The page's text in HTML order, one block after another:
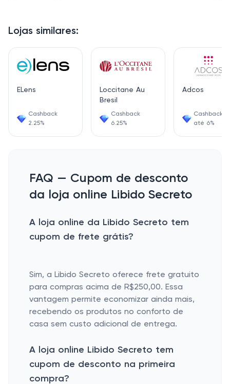
Lojas similares:
ELens
Cashback
2.25%
Loccitane Au
Bresil
Cashback
6.25%
Adcos
Cashback
até 6%
FAQ — Cupom de desconto
da loja online Libido Secreto
A loja online da Libido Secreto tem
cupom de frete grátis?
Sim, a Libido Secreto oferece frete gratuito
para compras acima de R$250,00. Essa
vantagem permite economizar ainda mais,
recebendo os produtos no conforto de
casa sem custo adicional de entrega.
A loja online Libido Secreto tem
cupom de desconto na primeira
compra?